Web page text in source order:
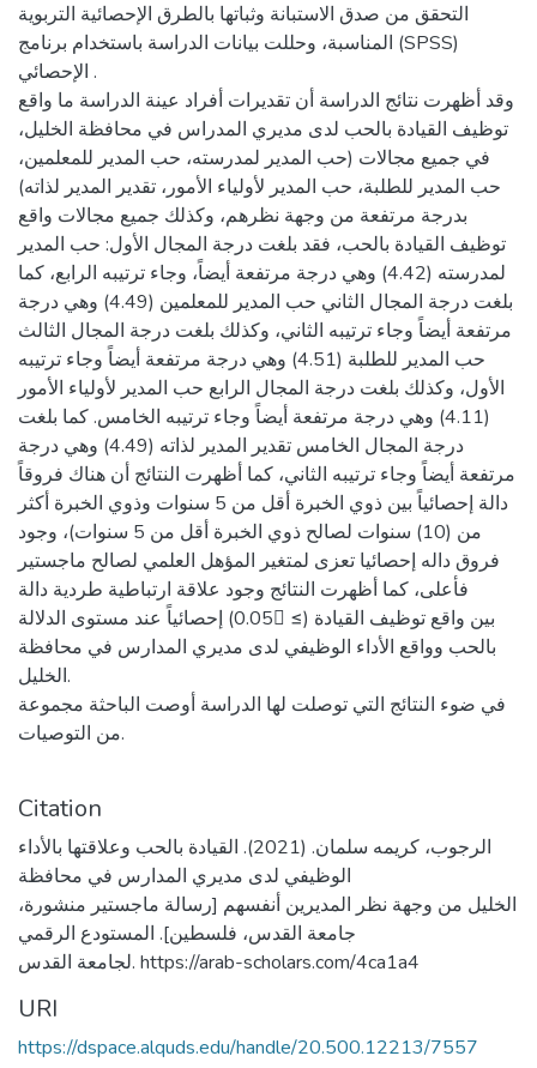
التحقق من صدق الاستبانة وثباتها بالطرق الإحصائية التربوية
المناسبة، وحللت بيانات الدراسة باستخدام برنامج (SPSS)
الإحصائي .
وقد أظهرت نتائج الدراسة أن تقديرات أفراد عينة الدراسة ما واقع
توظيف القيادة بالحب لدى مديري المدراس في محافظة الخليل،
في جميع مجالات (حب المدير لمدرسته، حب المدير للمعلمين،
حب المدير للطلبة، حب المدير لأولياء الأمور، تقدير المدير لذاته)
بدرجة مرتفعة من وجهة نظرهم، وكذلك جميع مجالات واقع
توظيف القيادة بالحب، فقد بلغت درجة المجال الأول: حب المدير
لمدرسته (4.42) وهي درجة مرتفعة أيضاً، وجاء ترتيبه الرابع، كما
بلغت درجة المجال الثاني حب المدير للمعلمين (4.49) وهي درجة
مرتفعة أيضاً وجاء ترتيبه الثاني، وكذلك بلغت درجة المجال الثالث
حب المدير للطلبة (4.51) وهي درجة مرتفعة أيضاً وجاء ترتيبه
الأول، وكذلك بلغت درجة المجال الرابع حب المدير لأولياء الأمور
(4.11) وهي درجة مرتفعة أيضاً وجاء ترتيبه الخامس. كما بلغت
درجة المجال الخامس تقدير المدير لذاته (4.49) وهي درجة
مرتفعة أيضاً وجاء ترتيبه الثاني، كما أظهرت النتائج أن هناك فروقاً
دالة إحصائياً بين ذوي الخبرة أقل من 5 سنوات وذوي الخبرة أكثر
من (10) سنوات لصالح ذوي الخبرة أقل من 5 سنوات)، وجود
فروق داله إحصائيا تعزى لمتغير المؤهل العلمي لصالح ماجستير
فأعلى، كما أظهرت النتائج وجود علاقة ارتباطية طردية دالة
إحصائياً عند مستوى الدلالة (0.05 ≤) بين واقع توظيف القيادة
بالحب وواقع الأداء الوظيفي لدى مديري المدارس في محافظة
الخليل.
في ضوء النتائج التي توصلت لها الدراسة أوصت الباحثة مجموعة
من التوصيات.
Citation
الرجوب، كريمه سلمان. (2021). القيادة بالحب وعلاقتها بالأداء
الوظيفي لدى مديري المدارس في محافظة
الخليل من وجهة نظر المديرين أنفسهم [رسالة ماجستير منشورة،
جامعة القدس، فلسطين]. المستودع الرقمي
لجامعة القدس. https://arab-scholars.com/4ca1a4
URI
https://dspace.alquds.edu/handle/20.500.12213/7557